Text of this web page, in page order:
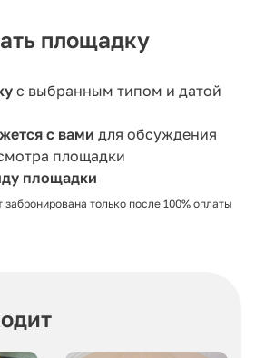
комфортом и гармонией.
площадку
с выбранным типом и датой
с вами для обсуждения
площадки
площадки
только после 100% оплаты